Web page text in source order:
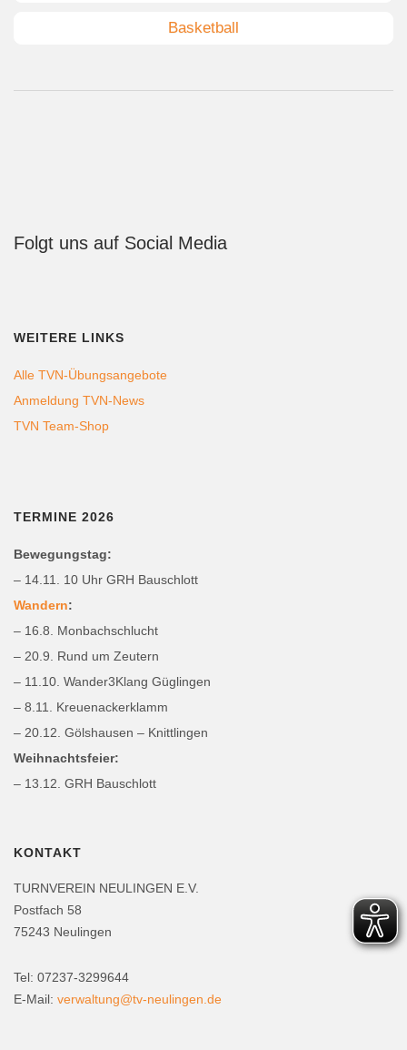
Basketball
Folgt uns auf Social Media
WEITERE LINKS
Alle TVN-Übungsangebote
Anmeldung TVN-News
TVN Team-Shop
TERMINE 2026
Bewegungstag:
– 14.11. 10 Uhr GRH Bauschlott
Wandern:
– 16.8. Monbachschlucht
– 20.9. Rund um Zeutern
– 11.10. Wander3Klang Güglingen
– 8.11. Kreuenackerklamm
– 20.12. Gölshausen – Knittlingen
Weihnachtsfeier:
– 13.12. GRH Bauschlott
KONTAKT
TURNVEREIN NEULINGEN E.V.
Postfach 58
75243 Neulingen
Tel: 07237-3299644
E-Mail: verwaltung@tv-neulingen.de